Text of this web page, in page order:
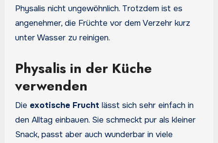
Physalis nicht ungewöhnlich. Trotzdem ist es
angenehmer, die Früchte vor dem Verzehr kurz
unter Wasser zu reinigen.
Physalis in der Küche
verwenden
Die exotische Frucht lässt sich sehr einfach in
den Alltag einbauen. Sie schmeckt pur als kleiner
Snack, passt aber auch wunderbar in viele